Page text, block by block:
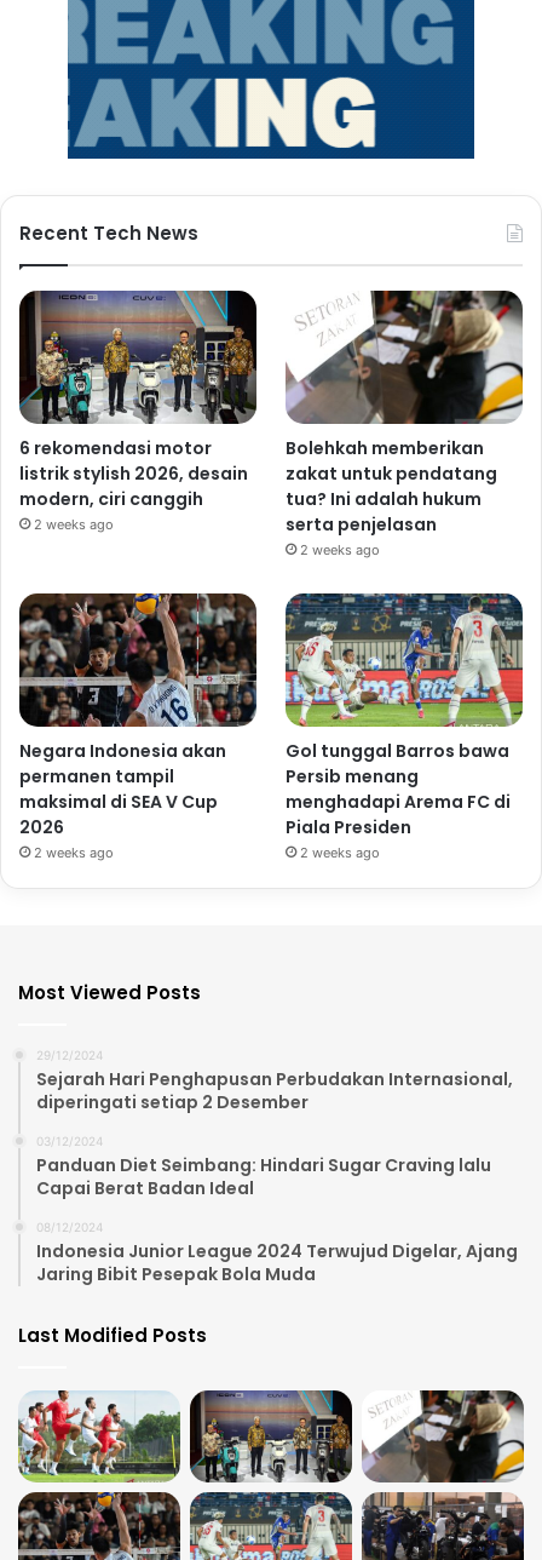
Recent Tech News
6 rekomendasi motor
listrik stylish 2026, desain
modern, ciri canggih
2 weeks ago
Bolehkah memberikan
zakat untuk pendatang
tua? Ini adalah hukum
serta penjelasan
2 weeks ago
Negara Indonesia akan
permanen tampil
maksimal di SEA V Cup
2026
2 weeks ago
Gol tunggal Barros bawa
Persib menang
menghadapi Arema FC di
Piala Presiden
2 weeks ago
Most Viewed Posts
29/12/2024
Sejarah Hari Penghapusan Perbudakan Internasional,
diperingati setiap 2 Desember
03/12/2024
Panduan Diet Seimbang: Hindari Sugar Craving lalu
Capai Berat Badan Ideal
08/12/2024
Indonesia Junior League 2024 Terwujud Digelar, Ajang
Jaring Bibit Pesepak Bola Muda
Last Modified Posts